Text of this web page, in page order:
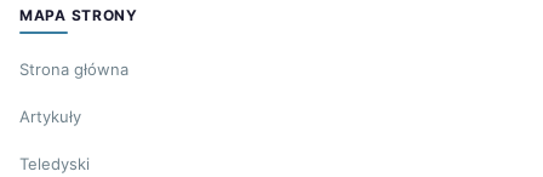
MAPA STRONY
Strona główna
Artykuły
Teledyski